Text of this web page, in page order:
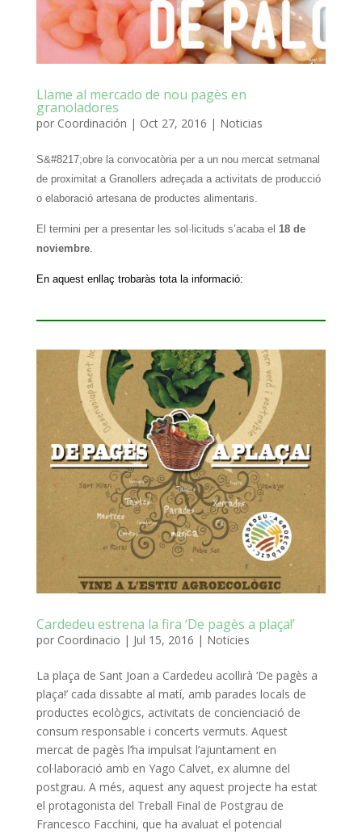
Llame al mercado de nou pagès en
granoladores
por Coordinación | Oct 27, 2016 | Noticias
S&#8217;obre la convocatòria per a un nou mercat setmanal
de proximitat a Granollers adreçada a activitats de producció
o elaboració artesana de productes alimentaris.
El termini per a presentar les sol·licituds s’acaba el 18 de
noviembre.
En aquest enllaç trobaràs tota la informació:
Cardedeu estrena la fira ‘De pagès a plaça!’
por Coordinacio | Jul 15, 2016 | Noticies
La plaça de Sant Joan a Cardedeu acollirà ‘De pagès a
plaça!’ cada dissabte al matí, amb parades locals de
productes ecològics, activitats de concienciació de
consum responsable i concerts vermuts. Aquest
mercat de pagès l’ha impulsat l’ajuntament en
col·laboració amb en Yago Calvet, ex alumne del
postgrau. A més, aquest any aquest projecte ha estat
el protagonista del Treball Final de Postgrau de
Francesco Facchini, que ha avaluat el potencial